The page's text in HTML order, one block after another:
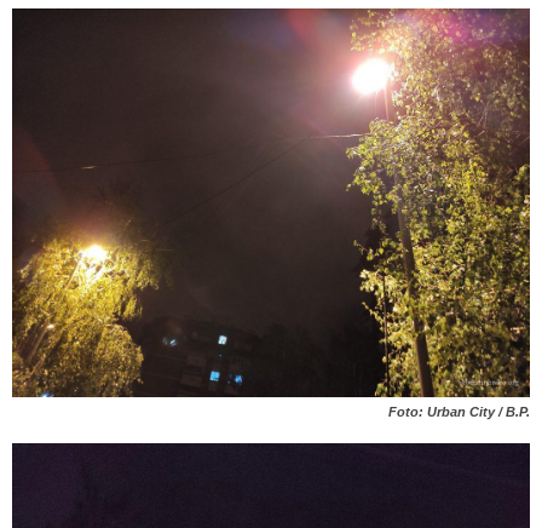
Foto: Urban City / B.P.